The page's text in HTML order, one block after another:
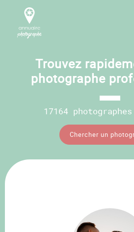
Trouvez
photographe
17164
Chercher un